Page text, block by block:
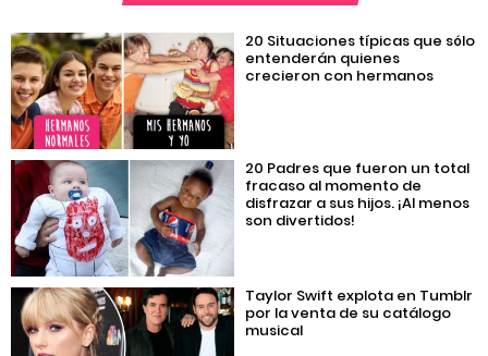
20 Situaciones típicas que sólo
entenderán quienes
crecieron con hermanos
20 Padres que fueron un total
fracaso al momento de
disfrazar a sus hijos. ¡Al menos
son divertidos!
Taylor Swift explota en Tumblr
por la venta de su catálogo
musical